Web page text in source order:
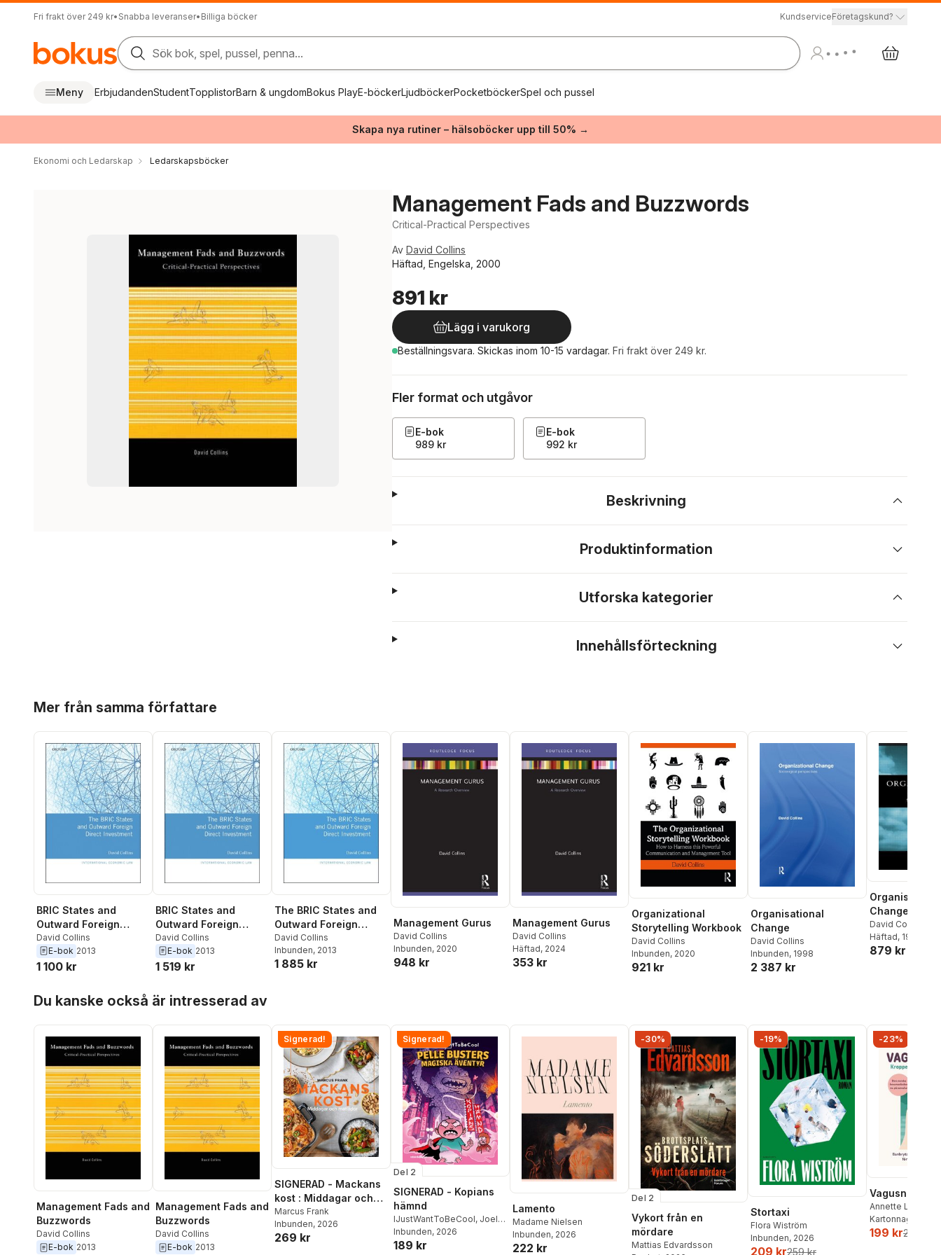
Fri frakt över 249 kr• Snabba leveranser• Billiga böcker KundserviceFöretagskund?
Sök bok, spel, pussel, penna...
Meny ErbjudandenStudentTopplistorBarn & ungdomBokus PlayE-böckerLjudböckerPocketböckerSpel och pussel
Skapa nya rutiner – hälsoböcker upp till 50% →
Ekonomi och Ledarskap Ledarskapsböcker
Management Fads and Buzzwords
Critical-Practical Perspectives
Av David Collins
Häftad, Engelska, 2000
891 kr
Lägg i varukorg
Beställningsvara. Skickas inom 10-15 vardagar. Fri frakt över 249 kr.
Fler format och utgåvor
E-bok
989 kr
E-bok
992 kr
Beskrivning
Produktinformation
Utforska kategorier
Innehållsförteckning
Mer från samma författare
BRIC States and
Outward Foreign
Direct Investment
David Collins
E-bok 2013
1 100 kr
BRIC States and
Outward Foreign
Direct Investment
David Collins
E-bok 2013
1 519 kr
The BRIC States and
Outward Foreign
Direct Investment
David Collins
Inbunden, 2013
1 885 kr
Management Gurus
David Collins
Inbunden, 2020
948 kr
Management Gurus
David Collins
Häftad, 2024
353 kr
Organizational
Storytelling Workbook
David Collins
Inbunden, 2020
921 kr
Organisational
Change
David Collins
Inbunden, 1998
2 387 kr
Change
David Collins
Häftad, 1998
879 kr
Du kanske också är intresserad av
Management Fads and
Buzzwords
David Collins
E-bok 2013
Management Fads and
Buzzwords
David Collins
E-bok 2013
Signerad!
SIGNERAD - Mackans
kost : Middagar och
matlådor
Marcus Frank
Inbunden, 2026
269 kr
Signerad!
Del 2
SIGNERAD - Kopians
hämnd
IJustWantToBeCool, Joel
Adolphson,Emil Ejdemo
Beer ,Victor Beer
Inbunden, 2026
189 kr
Lamento
Madame Nielsen
Inbunden, 2026
222 kr
-30%
Del 2
Vykort från en
mördare
Mattias Edvardsson
-19%
Stortaxi
Flora Wiström
Inbunden, 2026
209 kr259 kr
-23%
Vagusnerven
Annette Løno
Kartonnage
199 kr259 kr